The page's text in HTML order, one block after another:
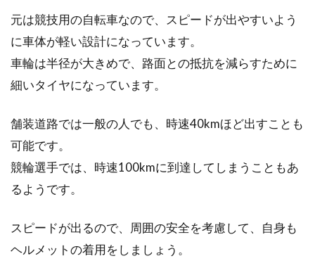
ドが変わる自...
小学3年生の自転車のサイズはど
れ！？失敗しない選び方
大き目を選ばれる方も多いと思います。それも
軽量ホイールがいい！？タイヤサイ
元は競技用の自転車なので、スピードが出やすいよう
に車体が軽い設計になっています。
車輪は半径が大きめで、路面との抵抗を減らすために
細いタイヤになっています。
舗装道路では一般の人でも、時速40kmほど出すことも
可能です。
競輪選手では、時速100kmに到達してしまうこともあ
るようです。
スピードが出るので、周囲の安全を考慮して、自身も
ヘルメットの着用をしましょう。